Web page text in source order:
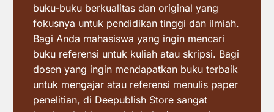
buku-buku berkualitas dan original yang
fokusnya untuk pendidikan tinggi dan ilmiah.
Bagi Anda mahasiswa yang ingin mencari
buku referensi untuk kuliah atau skripsi. Bagi
dosen yang ingin mendapatkan buku terbaik
untuk mengajar atau referensi menulis paper
penelitian, di Deepublish Store sangat